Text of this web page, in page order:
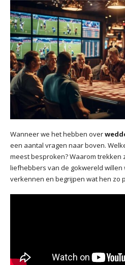
Wanneer we het hebben over
een aantal vragen naar boven.
meest besproken? Waarom trekken
liefhebbers van de gokwereld
verkennen en begrijpen wat hen zo